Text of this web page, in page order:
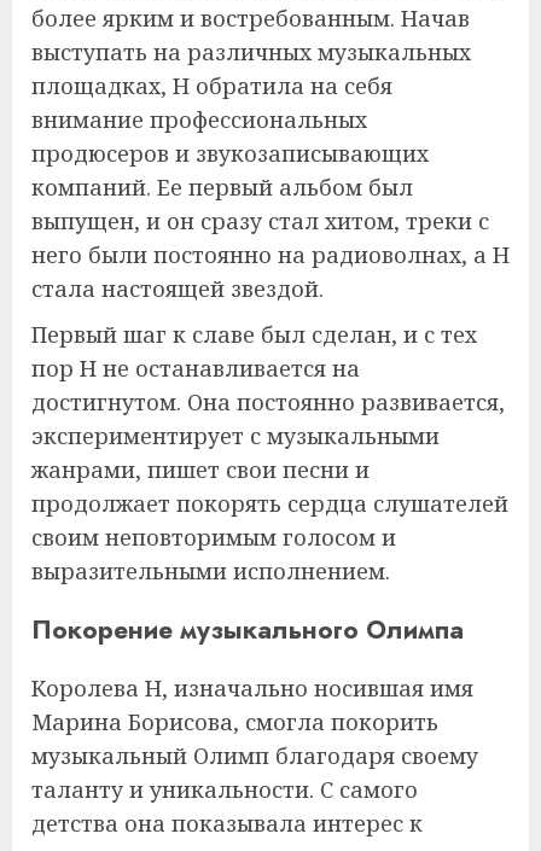
более ярким и востребованным. Начав
выступать на различных музыкальных
площадках, Н обратила на себя
внимание профессиональных
продюсеров и звукозаписывающих
компаний. Ее первый альбом был
выпущен, и он сразу стал хитом, треки с
него были постоянно на радиоволнах, а Н
стала настоящей звездой.
Первый шаг к славе был сделан, и с тех
пор Н не останавливается на
достигнутом. Она постоянно развивается,
экспериментирует с музыкальными
жанрами, пишет свои песни и
продолжает покорять сердца слушателей
своим неповторимым голосом и
выразительными исполнением.
Покорение музыкального Олимпа
Королева Н, изначально носившая имя
Марина Борисова, смогла покорить
музыкальный Олимп благодаря своему
таланту и уникальности. С самого
детства она показывала интерес к